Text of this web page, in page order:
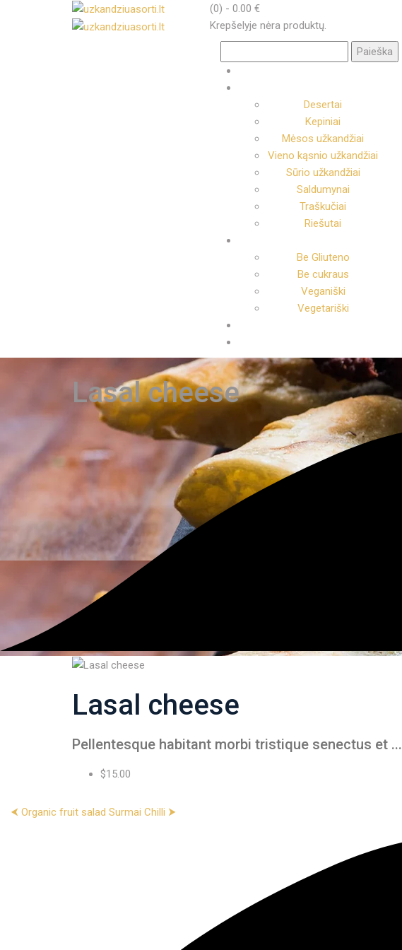
(0) - 0.00 €
Krepšelyje nėra produktų.
Desertai
Kepiniai
Mėsos užkandžiai
Vieno kąsnio užkandžiai
Sūrio užkandžiai
Saldumynai
Traškučiai
Riešutai
Be Gliuteno
Be cukraus
Veganiški
Vegetariški
Lasal cheese
Lasal cheese
Pellentesque habitant morbi tristique senectus et ...
$15.00
⮜ Organic fruit salad Surmai Chilli ⮞